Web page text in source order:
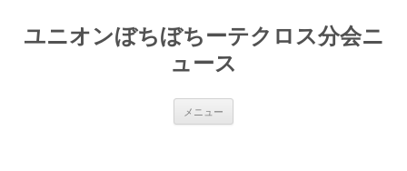
ユニオンぼちぼちーテクロス分会ニ
ュース
メニュー